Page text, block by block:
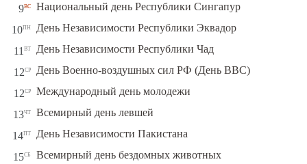
9вс Национальный день Республики Сингапур
10пн День Независимости Республики Эквадор
11 вт День Независимости Республики Чад
12ср День Военно-воздушных сил РФ (День ВВС)
12ср Международный день молодежи
13чт Всемирный день левшей
14пт День Независимости Пакистана
15сб Всемирный день бездомных животных